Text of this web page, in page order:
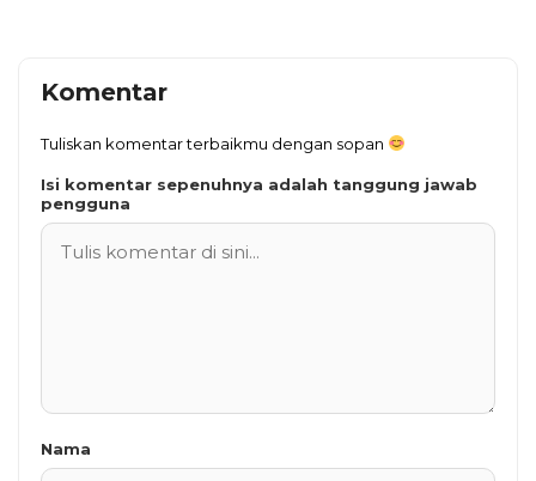
Komentar
Tuliskan komentar terbaikmu dengan sopan
Isi komentar sepenuhnya adalah tanggung jawab
pengguna
Nama